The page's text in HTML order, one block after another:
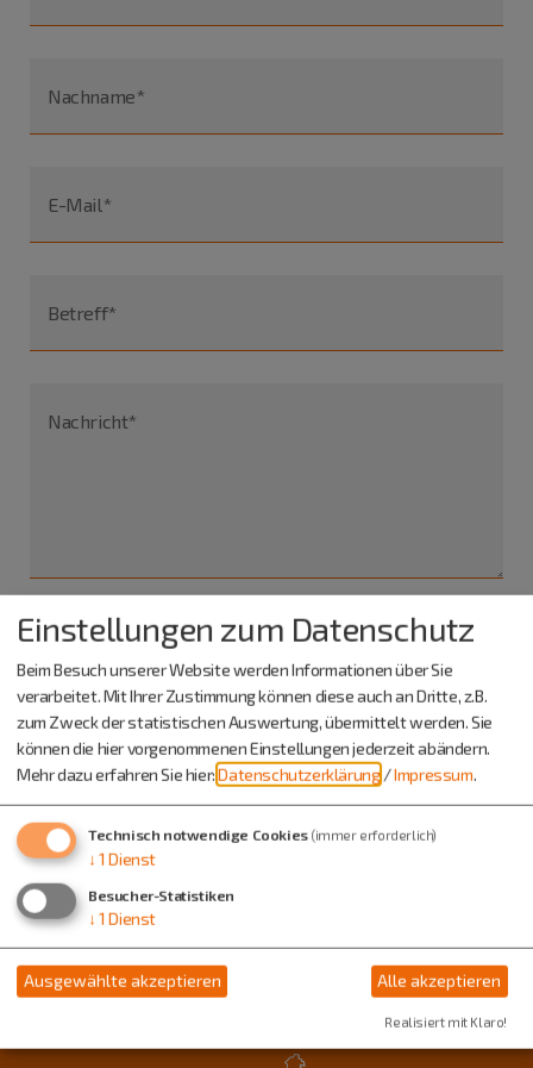
Nachname*
E-Mail*
Betreff*
Nachricht*
Ich habe dieDatenschutzerklärung gelesenund bin
damit einverstanden.*
Absenden
*) Pflichtfeld
Eine Kopie dieser E-Mail wird an Ihre Adresse verschickt.
Einstellungen zum Datenschutz
Beim Besuch unserer Website werden Informationen über Sie
verarbeitet. Mit Ihrer Zustimmung können diese auch an Dritte, z.B.
zum Zweck der statistischen Auswertung, übermittelt werden. Sie
können die hier vorgenommenen Einstellungen jederzeit abändern.
Mehr dazu erfahren Sie hier:Datenschutzerklärung /Impressum.
Technisch notwendige Cookies (immer erforderlich)
↓ 1 Dienst
Besucher-Statistiken
↓ 1 Dienst
Ausgewählte akzeptieren Alle akzeptieren
Realisiert mit Klaro!